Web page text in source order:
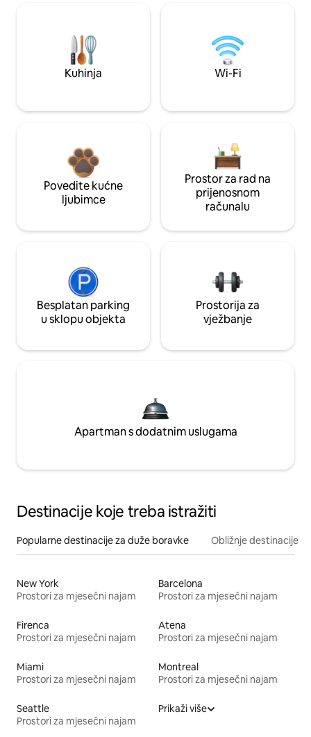
Kuhinja Wi-Fi
Povedite kućne
ljubimce
Prostor za rad na
prijenosnom
računalu
Besplatan parking
u sklopu objekta
Prostorija za
vježbanje
Apartman s dodatnim uslugama
Destinacije koje treba istražiti
Popularne destinacije za duže boravke Obližnje destinacije
New York
Prostori za mjesečni najam
Barcelona
Prostori za mjesečni najam
Firenca
Prostori za mjesečni najam
Atena
Prostori za mjesečni najam
Miami
Prostori za mjesečni najam
Montreal
Prostori za mjesečni najam
Seattle
Prostori za mjesečni najam
Prikaži više